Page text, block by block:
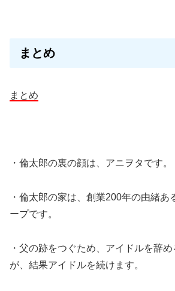
まとめ
まとめ
・倫太郎の裏の顔は、アニヲタです。
・倫太郎の家は、創業200年の由緒あ
ープです。
・父の跡をつぐため、アイドルを辞
が、結果アイドルを続けます。